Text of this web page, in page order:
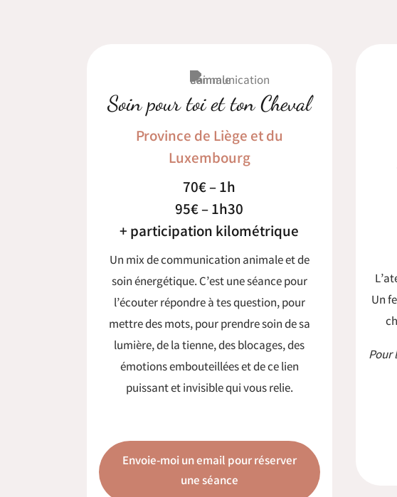
Soin pour toi et ton Cheval
Province de Liège et du
Luxembourg
70€ – 1h
95€ – 1h30
+ participation kilométrique
Un mix de communication animale et de
soin énergétique. C’est une séance pour
l’écouter répondre à tes question, pour
mettre des mots, pour prendre soin de sa
lumière, de la tienne, des blocages, des
émotions embouteillées et de ce lien
puissant et invisible qui vous relie.
Envoie-moi un email pour réserver
une séance
Un
Pour